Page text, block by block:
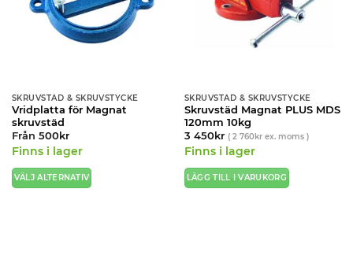
SKRUVSTÄD & SKRUVSTYCKE
Vridplatta för Magnat
skruvstäd
Från 500kr
Finns i lager
VÄLJ ALTERNATIV
SKRUVSTÄD & SKRUVSTYCKE
Skruvstäd Magnat PLUS MDS
120mm 10kg
3 450kr ( 2 760krex. moms )
Finns i lager
LÄGG TILL I VARUKORG